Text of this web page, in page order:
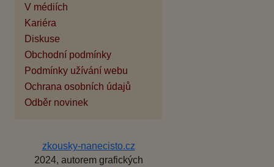
V médiích
Kariéra
Diskuse
Obchodní podmínky
Podmínky užívání webu
Ochrana osobních údajů
Odběr novinek
zkousky-nanecisto.cz
2024, autorem grafických